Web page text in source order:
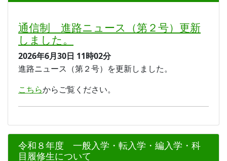
通信制 進路ニュース（第２号）更新
しました。
2026年6月30日 11時02分
進路ニュース（第２号）を更新しました。
こちらからご覧ください。
令和８年度 一般入学・転入学・編入学・科
目履修生について